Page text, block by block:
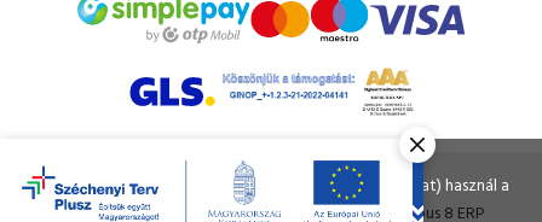
Kapacitás Kft. © Minden jog fenntartva.
Tervezte és készítette:Vision-Software, azOctopus 8 ERP
Ahogy a legtöbb weboldal, a miénk is sütiket (cookie-kat) használ a
nagyobb felhasználói élmény érdekében.